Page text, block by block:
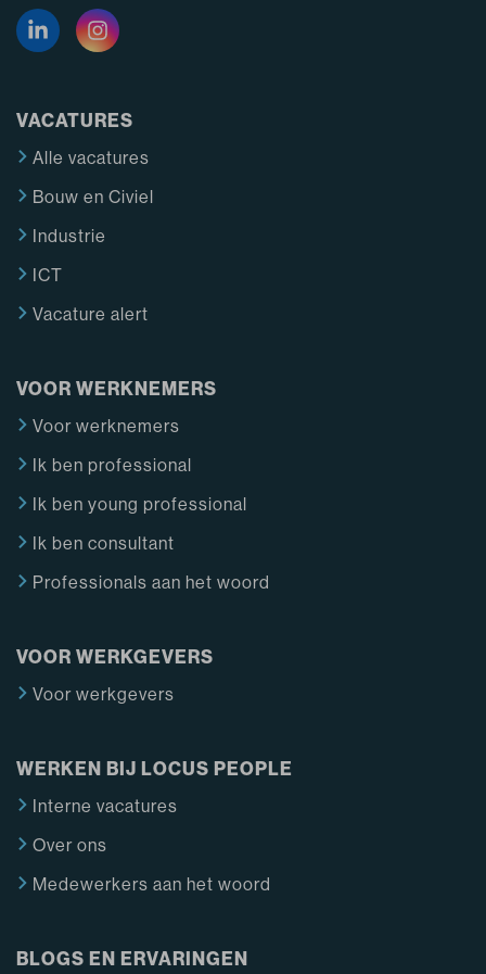
VACATURES
Alle vacatures
Bouw en Civiel
Industrie
ICT
Vacature alert
VOOR WERKNEMERS
Voor werknemers
Ik ben professional
Ik ben young professional
Ik ben consultant
Professionals aan het woord
VOOR WERKGEVERS
Voor werkgevers
WERKEN BIJ LOCUS PEOPLE
Interne vacatures
Over ons
Medewerkers aan het woord
BLOGS EN ERVARINGEN